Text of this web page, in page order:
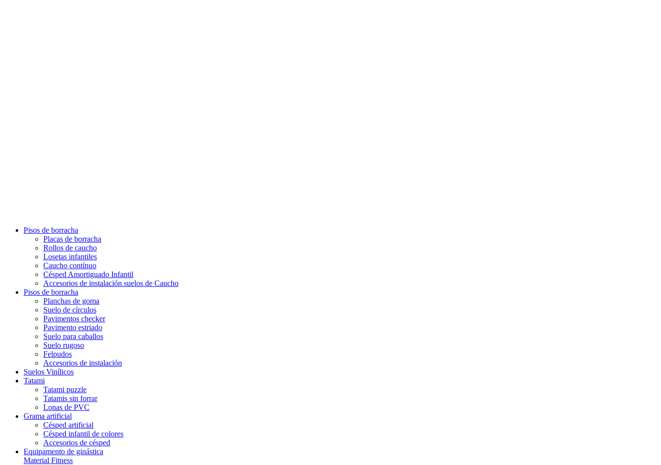
Pisos de borracha
Placas de borracha
Rollos de caucho
Losetas infantiles
Caucho contínuo
Césped Amortiguado Infantil
Accesorios de instalación suelos de Caucho
Pisos de borracha
Planchas de goma
Suelo de círculos
Pavimentos checker
Pavimento estriado
Suelo para caballos
Suelo rugoso
Felpudos
Accesorios de instalación
Suelos Vinílicos
Tatami
Tatami puzzle
Tatamis sin forrar
Lonas de PVC
Grama artificial
Césped artificial
Césped infantil de colores
Accesorios de césped
Equipamento de ginástica
Material Fitness